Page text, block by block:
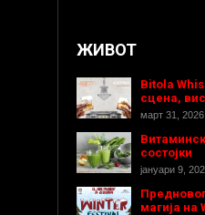
ЖИВОТ
Bitola
сцена,
март 31, 2026
состојки
јануари 9,
магија на